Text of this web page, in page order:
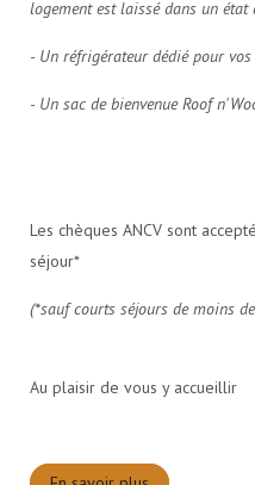
logement est laissé dans un état
- Un réfrigérateur dédié pour
- Un sac de bienvenue Roof
Les chèques ANCV sont
séjour*
(*sauf courts séjours de moins
Au plaisir de vous y accueillir